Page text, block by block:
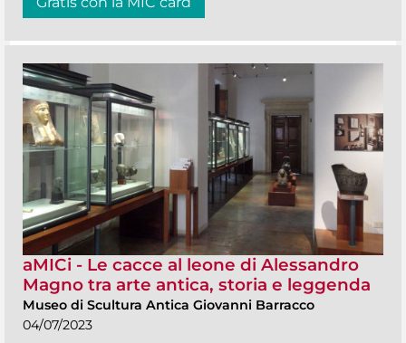
aMICi - Le cacce al leone di Alessandro
Magno tra arte antica, storia e leggenda
Museo di Scultura Antica Giovanni Barracco
04/07/2023